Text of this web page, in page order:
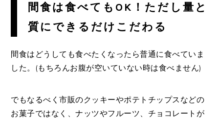
間食は食べてもOK！ただし量と
質にできるだけこだわる
間食はどうしても食べたくなったら普通に食べていま
した。(もちろんお腹が空いていない時は食べません)
でもなるべく市販のクッキーやポテトチップスなどの
お菓子ではなく、ナッツやフルーツ、チョコレートが